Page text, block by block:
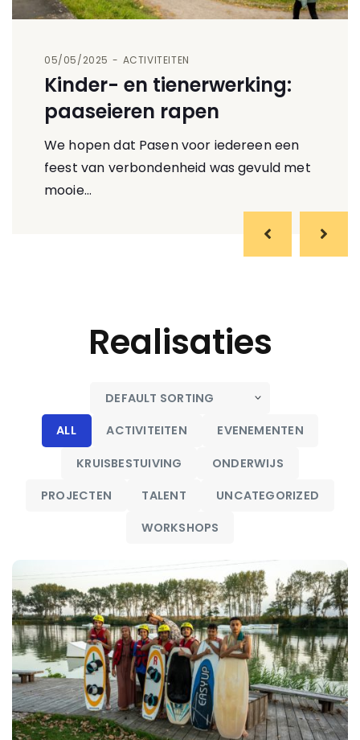
05/05/2025 ACTIVITEITEN
Kinder- en tienerwerking:
paaseieren rapen
We hopen dat Pasen voor iedereen een
feest van verbondenheid was gevuld met
mooie…
Realisaties
ALL ACTIVITEITEN EVENEMENTEN
KRUISBESTUIVING ONDERWIJS
PROJECTEN TALENT UNCATEGORIZED
WORKSHOPS